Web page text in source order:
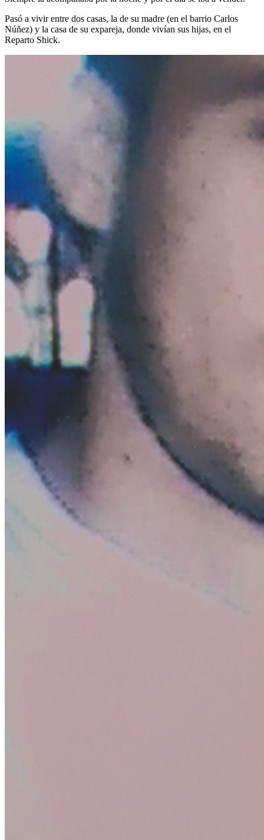
Pasó a vivir entre dos casas, la de su madre (en el barrio Carlos
Núñez) y la casa de su expareja, donde vivían sus hijas, en el
Reparto Shick.